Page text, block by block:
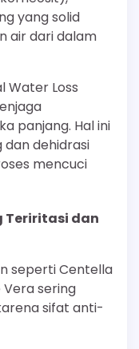
yang solid
air dari dalam
Water Loss
panjang. Hal ini
dan dehidrasi
mencuci
Teriritasi dan
seperti Centella
sering
sifat anti-